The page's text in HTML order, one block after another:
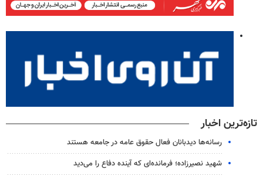
تازه‌ترین اخبار
رسانه‌ها دیدبانان فعال حقوق عامه در جامعه هستند
شهید نصیرزاده؛ فرمانده‌ای که آینده دفاع را می‌دید